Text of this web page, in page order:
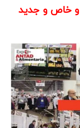
و خاص و جدید